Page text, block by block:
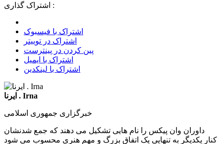
اشتراک گذاری :
اشتراک با فیسبوک
اشتراک در توییتر
پین کردن در پینترست
اشتراک با ایمیل
اشتراک با لینکدین
ایرنا . Irna
خبرگزاری جمهوری اسلامی
داوران وان پیکس را نام هایی تشکیل می دهند که جمع شدنشان
کنار یکدیگر به تنهایی یک اتفاق بزرگ و مهم هنری محسوب می شود